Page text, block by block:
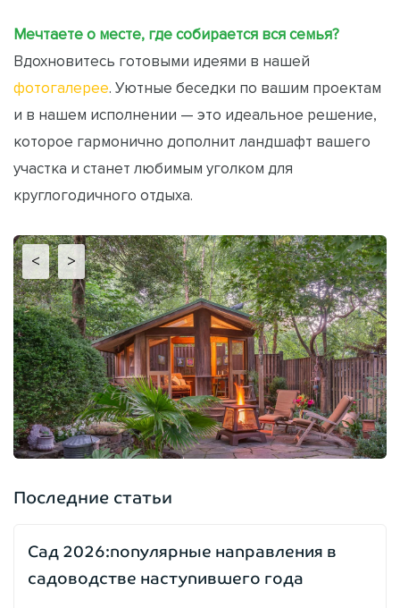
Мечтаете о месте, где собирается вся семья?
Вдохновитесь готовыми идеями в нашей
фотогалерее . Уютные беседки по вашим проектам
и в нашем исполнении — это идеальное решение,
которое гармонично дополнит ландшафт вашего
участка и станет любимым уголком для
круглогодичного отдыха.
< >
Последние статьи
Сад 2026:популярные направления в
садоводстве наступившего года